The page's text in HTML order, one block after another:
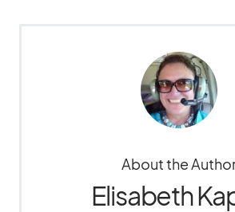
About the
Elisabeth